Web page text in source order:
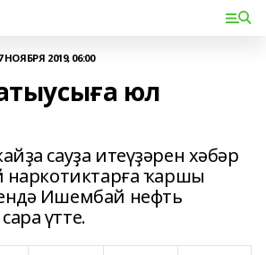
НОЯБРЯ 2019, 06:00
юл
сауҙа итеүҙәрен хәбәр
наркотиктарға ҡаршы
Ишембай нефть
үтте.